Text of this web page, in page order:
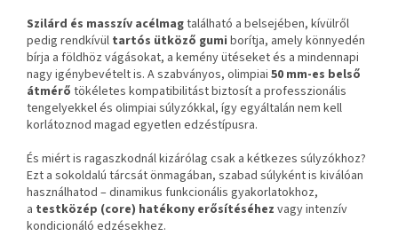
Szilárd és masszív acélmagtalálható a belsejében, kívülről
pedig rendkívül tartós ütköző gumi borítja, amely könnyedén
bírja a földhöz vágásokat, a kemény ütéseket és a mindennapi
nagy igénybevételt is. A szabványos, olimpiai 50 mm-es belső
átmérő tökéletes kompatibilitást biztosít a professzionális
tengelyekkel és olimpiai súlyzókkal, így egyáltalán nem kell
korlátoznod magad egyetlen edzéstípusra.
És miért is ragaszkodnál kizárólag csak a kétkezes súlyzókhoz?
Ezt a sokoldalú tárcsát önmagában, szabad súlyként is kiválóan
használhatod – dinamikus funkcionális gyakorlatokhoz,
a testközép (core) hatékony erősítéséhez vagy intenzív
kondicionáló edzésekhez.